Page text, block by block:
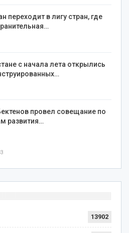
переходит в лигу стран, где
с начала лета открылись
провел совещание по
развития…
13902